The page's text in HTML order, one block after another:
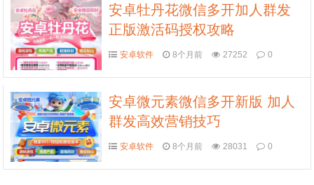
安卓牡丹花微信多开加人群发
正版激活码授权攻略
安卓软件 8个月前 27252 0
安卓微元素微信多开新版 加人
群发高效营销技巧
安卓软件 8个月前 28031 0